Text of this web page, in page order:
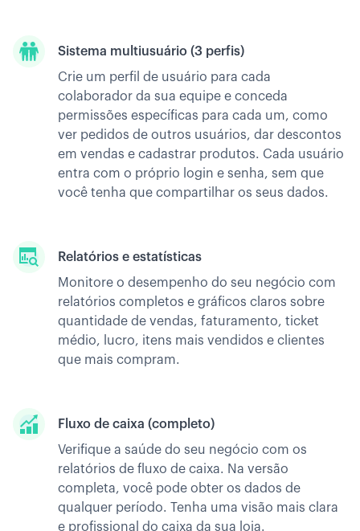
Sistema multiusuário (3 perfis)
Crie um perfil de usuário para cada
colaborador da sua equipe e conceda
permissões específicas para cada um, como
ver pedidos de outros usuários, dar descontos
em vendas e cadastrar produtos. Cada usuário
entra com o próprio login e senha, sem que
você tenha que compartilhar os seus dados.
Relatórios e estatísticas
Monitore o desempenho do seu negócio com
relatórios completos e gráficos claros sobre
quantidade de vendas, faturamento, ticket
médio, lucro, itens mais vendidos e clientes
que mais compram.
Fluxo de caixa (completo)
Verifique a saúde do seu negócio com os
relatórios de fluxo de caixa. Na versão
completa, você pode obter os dados de
qualquer período. Tenha uma visão mais clara
e profissional do caixa da sua loja.